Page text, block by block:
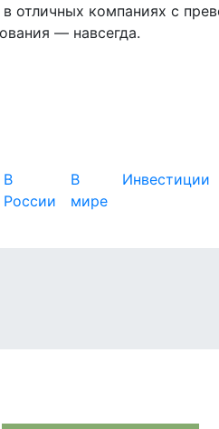
в отличных компаниях с
— навсегда.
В
России
В
мире
Инвестиции